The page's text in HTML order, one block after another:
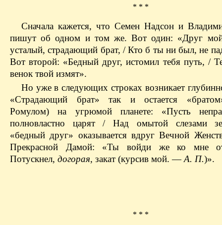
* * *
Сначала кажется, что Семен Надсон и
пишут об одном и том же. Вот один: «Друг
усталый, страдающий брат, / Кто б ты ни был, не
Вот второй: «Бедный друг, истомил тебя путь, /
венок твой измят».
Но уже в следующих строках возникает
«Страдающий брат» так и остается
Ромулом) на угрюмой планете: «Пусть
полновластно царят / Над омытой слезами
«бедный друг» оказывается вдруг Вечной
Прекрасной Дамой: «Ты войди же ко мне
Потускнел, догорая, закат (курсив мой. —А. П.)».
* * *